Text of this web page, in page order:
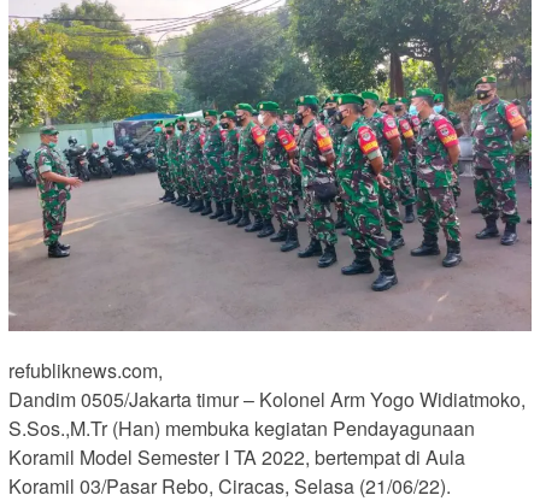
refubliknews.com,
Dandim 0505/Jakarta timur – Kolonel Arm Yogo Widiatmoko,
S.Sos.,M.Tr (Han) membuka kegiatan Pendayagunaan
Koramil Model Semester I TA 2022, bertempat di Aula
Koramil 03/Pasar Rebo, Ciracas, Selasa (21/06/22).